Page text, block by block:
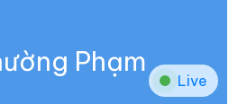
Phạm
Live